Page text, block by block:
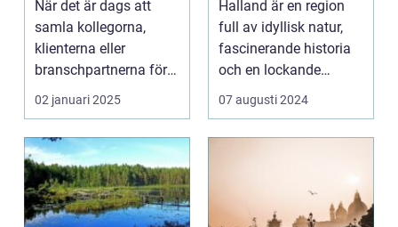
När det är dags att
samla kollegorna,
klienterna eller
branschpartnerna för
en konfer...
02 januari 2025
Halland är en region
full av idyllisk natur,
fascinerande historia
och en lockande
kustlinje. F...
07 augusti 2024